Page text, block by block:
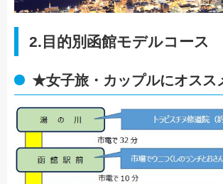
2.目的別函館モデルコース
★女子旅・カップルにオスス